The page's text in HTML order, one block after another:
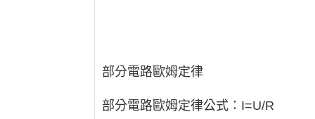
部分電路歐姆定律
部分電路歐姆定律公式：I=U/R